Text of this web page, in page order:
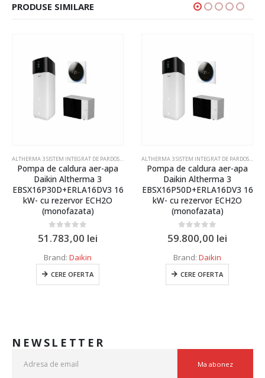
PRODUSE SIMILARE
,POMPE DE CALDURA DAIKIN ALTHERMA
ALTHERMA 3 SISTEM INTEGRAT DE PARDOSEALA HYDROTANK ,POMPE DE CALDURA DAIKIN
Pompa de caldura aer-apa
Daikin Altherma 3
EBSX16P30D+ERLA16DV3 16
kW- cu rezervor ECH2O
(monofazata)
out of 5
51.783,00 lei
Brand: Daikin
CERE OFERTA
ALTHERMA 3 SISTEM INTEGRAT DE PARDOSEALA HYDROTANK
Pompa de caldura aer-apa
Daikin Altherma 3
EBSX16P50D+ERLA16DV3 16
kW- cu rezervor ECH2O
(monofazata)
out of 5
59.800,00 lei
Brand: Daikin
CERE OFERTA
NEWSLETTER